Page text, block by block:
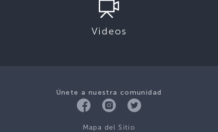
Videos
Únete a nuestra comunidad
Mapa del Sitio